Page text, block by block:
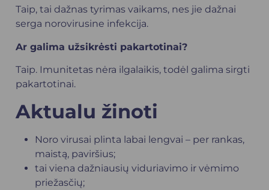
Taip, tai dažnas tyrimas vaikams, nes jie dažnai
serga norovirusine infekcija.
Ar galima užsikrėsti pakartotinai?
Taip. Imunitetas nėra ilgalaikis, todėl galima sirgti
pakartotinai.
Aktualu žinoti
Noro virusai plinta labai lengvai – per rankas,
maistą, paviršius;
tai viena dažniausių viduriavimo ir vėmimo
priežasčių;